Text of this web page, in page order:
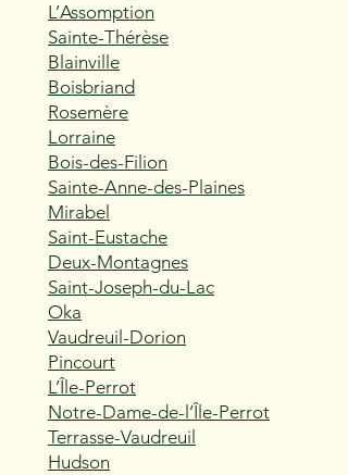
L’Assomption
Sainte-Thérèse
Blainville
Boisbriand
Rosemère
Lorraine
Bois-des-Filion
Sainte-Anne-des-Plaines
Mirabel
Saint-Eustache
Deux-Montagnes
Saint-Joseph-du-Lac
Oka
Vaudreuil-Dorion
Pincourt
L’Île-Perrot
Notre-Dame-de-l’Île-Perrot
Terrasse-Vaudreuil
Hudson